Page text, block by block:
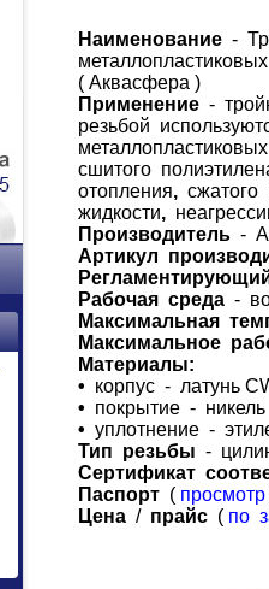
Наименование -
( Аквасфера )
Применение -
резьбой
сшитого
отопления, сжатого
жидкости,
Производитель -
Артикул
Рабочая среда -
Максимальная
Максимальное
Материалы:
• корпус - латунь
• покрытие - никель
• уплотнение -
Тип резьбы -
Сертификат
Паспорт ( просмотр
Цена / прайс ( по